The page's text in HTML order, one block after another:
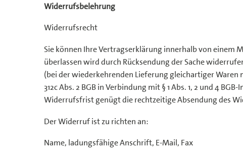
Widerrufsbelehrung
Widerrufsrecht
Sie können Ihre Vertragserklärung innerhalb von einem
überlassen wird durch Rücksendung der Sache
(bei der wiederkehrenden Lieferung gleichartiger
312c Abs. 2 BGB in Verbindung mit § 1 Abs. 1, 2 und 4
Widerrufsfrist genügt die rechtzeitige Absendung des
Der Widerruf ist zu richten an:
Name, ladungsfähige Anschrift, E-Mail, Fax